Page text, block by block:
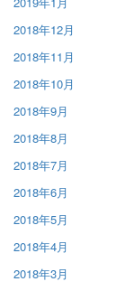
2018年12月
2018年11月
2018年10月
2018年9月
2018年8月
2018年7月
2018年6月
2018年5月
2018年4月
2018年3月